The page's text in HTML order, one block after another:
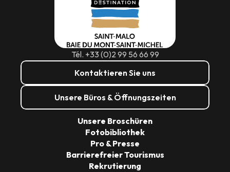
Tél. +33 (0)2 99 56 66 99
Kontaktieren Sie uns
Unsere Büros & Öffnungszeiten
Unsere Broschüren
Fotobibliothek
Pro & Presse
Barrierefreier Tourismus
Rekrutierung